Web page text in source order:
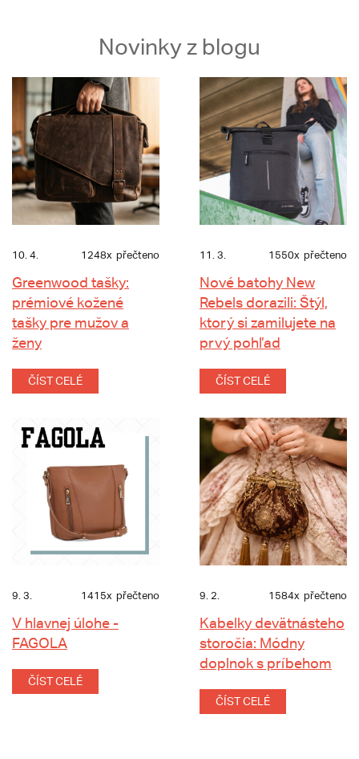
Novinky z blogu
10. 4. 1248x přečteno
Greenwood tašky:
prémiové kožené
tašky pre mužov a
ženy
ČÍST CELÉ
11. 3. 1550x přečteno
Nové batohy New
Rebels dorazili: Štýl,
ktorý si zamilujete na
prvý pohľad
ČÍST CELÉ
9. 3. 1415x přečteno
V hlavnej úlohe -
FAGOLA
ČÍST CELÉ
9. 2. 1584x přečteno
Kabelky devätnásteho
storočia: Módny
doplnok s príbehom
ČÍST CELÉ